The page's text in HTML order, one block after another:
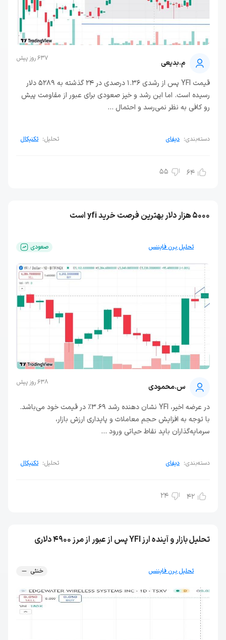
م.بدیعی 637 روز پیش
قیمت YFI پس از رشدی 1.36 درصدی در 24 گذشته به 5289 دلار
رسیده است. اما این رشد و خیز صعودی برای عبور از مقاومت پیش
رو کافی به نظر نمی‌رسد و احتمال ...
دسته‌بندی: دیفای تحلیل: تکنیکال
64
55
5000 هزار دلار بهترین فرصت خرید yfi است
تحلیل یرن فایننس صعودی
س.محمودی 638 روز پیش
در عرضه اخیر، YFI نشان دهنده رشد 3.69% در قیمت خود می‌باشد.
با توجه به افزایش حجم معاملات و پایداری ارزش بازار،
سرمایه‌گذاران باید نقاط حیاتی ورود ...
دسته‌بندی: دیفای تحلیل: تکنیکال
42
24
تحلیل بازار و آینده ارز YFI پس از عبور از مرز 4900 دلاری
تحلیل یرن فایننس خنثی